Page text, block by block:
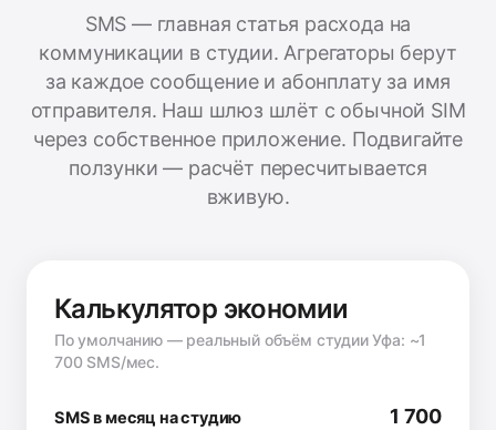
SMS — главная статья расхода на
коммуникации в студии. Агрегаторы берут
за каждое сообщение и абонплату за имя
отправителя. Наш шлюз шлёт с обычной SIM
через собственное приложение. Подвигайте
ползунки — расчёт пересчитывается
вживую.
Калькулятор экономии
По умолчанию — реальный объём студии Уфа: ~1
700 SMS/мес.
SMS в месяц на студию 1 700